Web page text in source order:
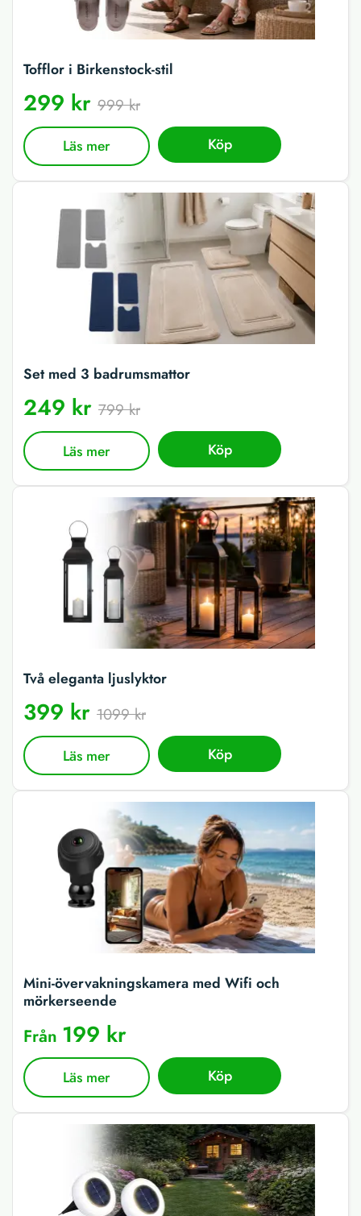
Tofflor i Birkenstock-stil
299 kr 999 kr
Läs mer Köp
Set med 3 badrumsmattor
249 kr 799 kr
Läs mer Köp
Två eleganta ljuslyktor
399 kr 1099 kr
Läs mer Köp
Mini-övervakningskamera med Wifi och
mörkerseende
Från 199 kr
Läs mer Köp